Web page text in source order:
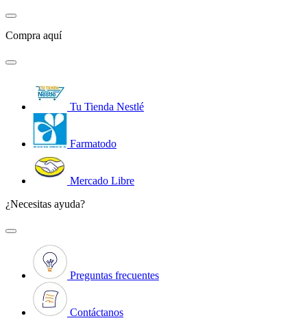
Compra aquí
Tu Tienda Nestlé
Farmatodo
Mercado Libre
¿Necesitas ayuda?
Preguntas frecuentes
Contáctanos